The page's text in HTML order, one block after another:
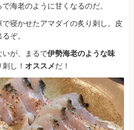
海老のように甘くなるのだ。
寝かせたアマダイの炙り刺し。皮
ぞ。
いが、まるで伊勢海老のような味
し！ オススメだ！